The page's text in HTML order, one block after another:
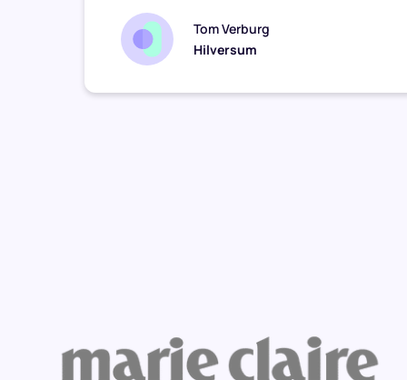
Tom Verburg
Hilversum